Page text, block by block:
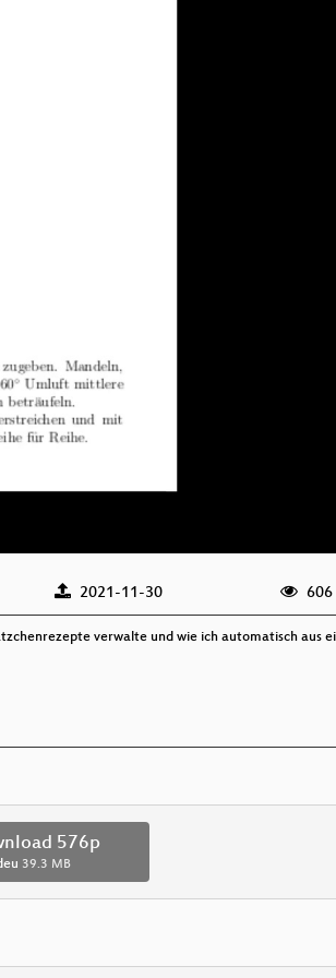
2021-11-30 606
verwalte und wie ich automatisch aus
576p
39.3 MB